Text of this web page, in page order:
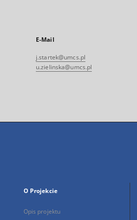
E-Mail
j.startek@umcs.pl
u.zielinska@umcs.pl
O Projekcie
Opis projektu